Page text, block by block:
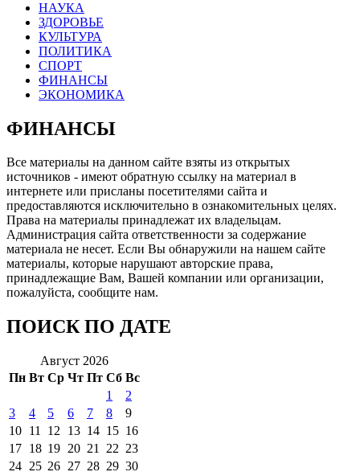
НАУКА
ЗДОРОВЬЕ
КУЛЬТУРА
ПОЛИТИКА
СПОРТ
ФИНАНСЫ
ЭКОНОМИКА
ФИНАНСЫ
Все материалы на данном сайте взяты из открытых
источников - имеют обратную ссылку на материал в
интернете или присланы посетителями сайта и
предоставляются исключительно в ознакомительных целях.
Права на материалы принадлежат их владельцам.
Администрация сайта ответственности за содержание
материала не несет. Если Вы обнаружили на нашем сайте
материалы, которые нарушают авторские права,
принадлежащие Вам, Вашей компании или организации,
пожалуйста, сообщите нам.
ПОИСК ПО ДАТЕ
Август 2026
Пн Вт Ср Чт Пт Сб Вс
1
2
3
4 5 6 7 8
9
10 11 12 13 14 15 16
17 18 19 20 21 22 23
24 25 26 27 28 29 30